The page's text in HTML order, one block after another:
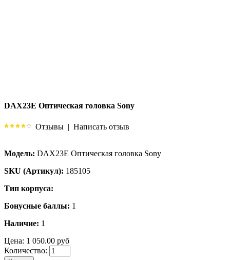
DAX23E Оптическая головка Sony
Отзывы | Написать отзыв
Модель: DAX23E Оптическая головка Sony
SKU (Артикул): 185105
Тип корпуса:
Бонусные баллы: 1
Наличие: 1
Цена: 1 050.00 руб
Количество: